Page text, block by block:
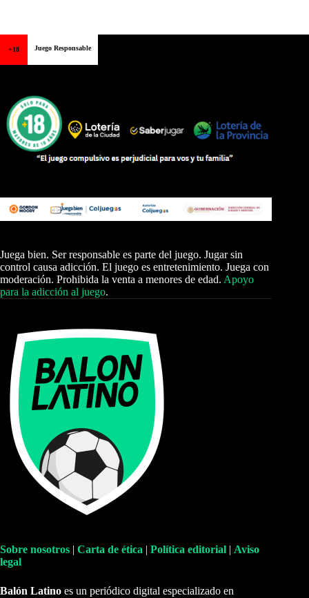
+18 Juego Responsable
Juega bien. Ser responsable es parte del juego. Jugar sin
control causa adicción. El juego es entretenimiento. Juega con
moderación. Prohibida la venta a menores de edad. Apoyo
para la adicción al juego.
Sobre nosotros | Carta de ética | Política editorial | Aviso
legal
Balón Latino es un periódico digital especializado en